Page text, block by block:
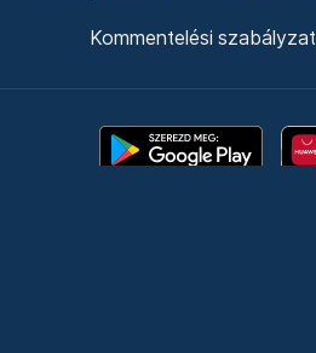
Kommentelési szabályzat